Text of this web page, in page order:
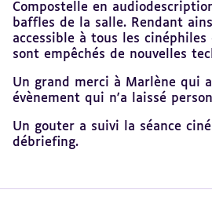
Compostelle en
baffles de la salle. Rendant
accessible à tous les
sont empêchés de nouvelles
Un grand merci à Marlène qui
évènement qui n'a laissé
Un gouter a suivi la séance
débriefing.